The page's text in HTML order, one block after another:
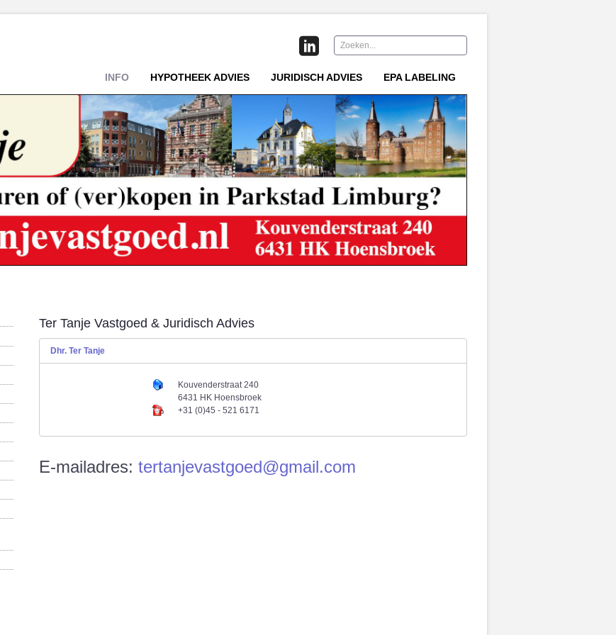
Zoeken...
INFO HYPOTHEEK ADVIES JURIDISCH ADVIES EPA LABELING
Ter Tanje Vastgoed & Juridisch Advies
Dhr. Ter Tanje
Kouvenderstraat 240
6431 HK Hoensbroek
+31 (0)45 - 521 6171
E-mailadres: tertanjevastgoed@gmail.com